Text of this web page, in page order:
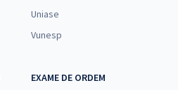
Uniase
Vunesp
EXAME DE ORDEM